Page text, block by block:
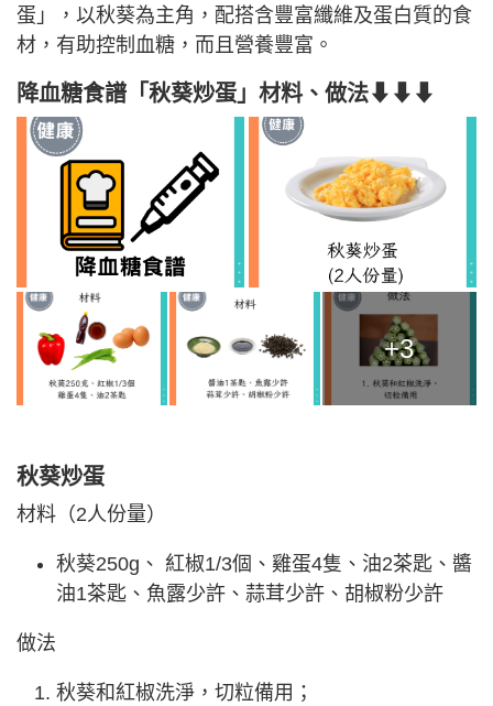
蛋」，以秋葵為主角，配搭含豐富纖維及蛋白質的食
材，有助控制血糖，而且營養豐富。
降血糖食譜「秋葵炒蛋」材料、做法⬇⬇⬇
+3
秋葵炒蛋
材料（2人份量）
秋葵250g、 紅椒1/3個、雞蛋4隻、油2茶匙、醬
油1茶匙、魚露少許、蒜茸少許、胡椒粉少許
做法
秋葵和紅椒洗淨，切粒備用；